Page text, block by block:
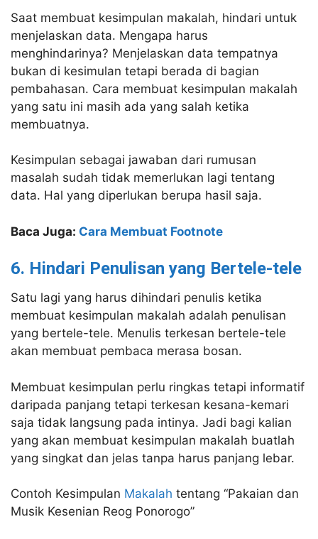
Saat membuat kesimpulan makalah, hindari untuk
menjelaskan data. Mengapa harus
menghindarinya? Menjelaskan data tempatnya
bukan di kesimulan tetapi berada di bagian
pembahasan. Cara membuat kesimpulan makalah
yang satu ini masih ada yang salah ketika
membuatnya.
Kesimpulan sebagai jawaban dari rumusan
masalah sudah tidak memerlukan lagi tentang
data. Hal yang diperlukan berupa hasil saja.
Baca Juga: Cara Membuat Footnote
6. Hindari Penulisan yang Bertele-tele
Satu lagi yang harus dihindari penulis ketika
membuat kesimpulan makalah adalah penulisan
yang bertele-tele. Menulis terkesan bertele-tele
akan membuat pembaca merasa bosan.
Membuat kesimpulan perlu ringkas tetapi informatif
daripada panjang tetapi terkesan kesana-kemari
saja tidak langsung pada intinya. Jadi bagi kalian
yang akan membuat kesimpulan makalah buatlah
yang singkat dan jelas tanpa harus panjang lebar.
Contoh Kesimpulan Makalah tentang “Pakaian dan
Musik Kesenian Reog Ponorogo”